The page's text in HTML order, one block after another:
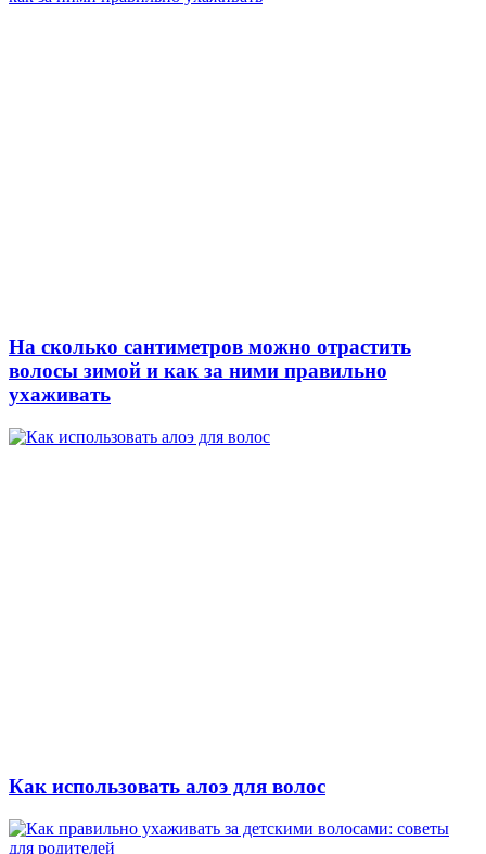
На сколько сантиметров можно отрастить
волосы зимой и как за ними правильно
ухаживать
Как использовать алоэ для волос